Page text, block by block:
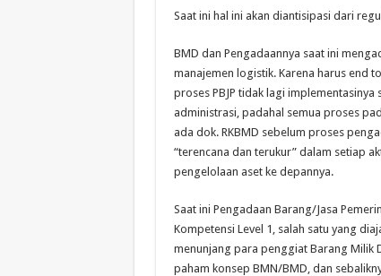
Saat ini hal ini akan diantisipasi dari
BMD dan Pengadaannya saat ini
manajemen logistik. Karena harus end
proses PBJP tidak lagi
administrasi, padahal semua proses
ada dok. RKBMD sebelum proses
“terencana dan terukur” dalam setiap
pengelolaan aset ke depannya.
Saat ini Pengadaan Barang/Jasa
Kompetensi Level 1, salah satu yang
menunjang para penggiat Barang Milik
paham konsep BMN/BMD, dan